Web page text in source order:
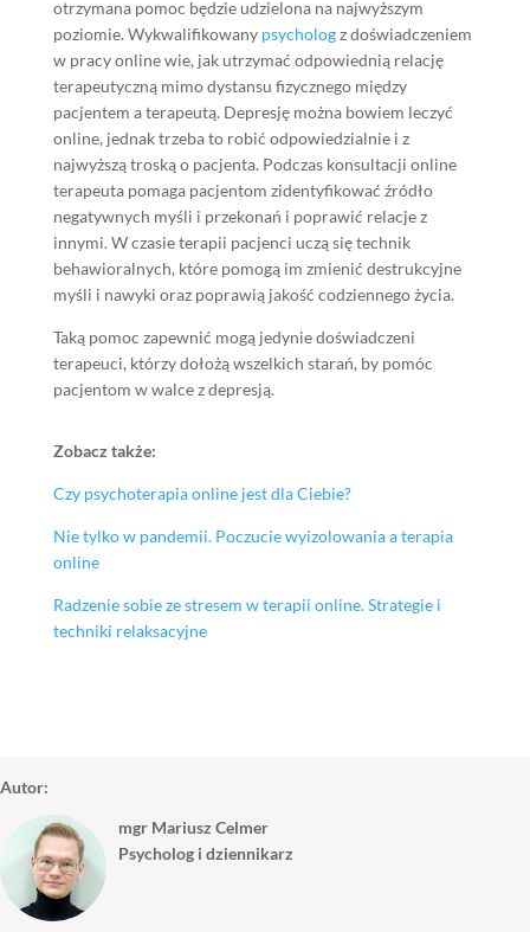
otrzymana pomoc będzie udzielona na najwyższym
poziomie. Wykwalifikowany psychologz doświadczeniem
w pracy online wie, jak utrzymać odpowiednią relację
terapeutyczną mimo dystansu fizycznego między
pacjentem a terapeutą. Depresję można bowiem leczyć
online, jednak trzeba to robić odpowiedzialnie i z
najwyższą troską o pacjenta. Podczas konsultacji online
terapeuta pomaga pacjentom zidentyfikować źródło
negatywnych myśli i przekonań i poprawić relacje z
innymi. W czasie terapii pacjenci uczą się technik
behawioralnych, które pomogą im zmienić destrukcyjne
myśli i nawyki oraz poprawią jakość codziennego życia.
Taką pomoc zapewnić mogą jedynie doświadczeni
terapeuci, którzy dołożą wszelkich starań, by pomóc
pacjentom w walce z depresją.
Zobacz także:
Czy psychoterapia online jest dla Ciebie?
Nie tylko w pandemii. Poczucie wyizolowania a terapia
online
Radzenie sobie ze stresem w terapii online. Strategie i
techniki relaksacyjne
Autor:
mgr Mariusz Celmer
Psycholog i dziennikarz